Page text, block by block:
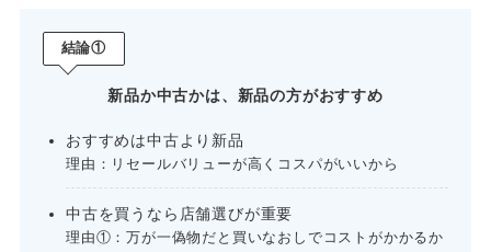
結論①
新品か中古かは、新品の方がおすすめ
おすすめは中古より新品
理由：リセールバリューが高くコスパがいいから
中古を買うなら店舗選びが重要
理由①：万が一偽物だと買いなおしでコストがかかるか